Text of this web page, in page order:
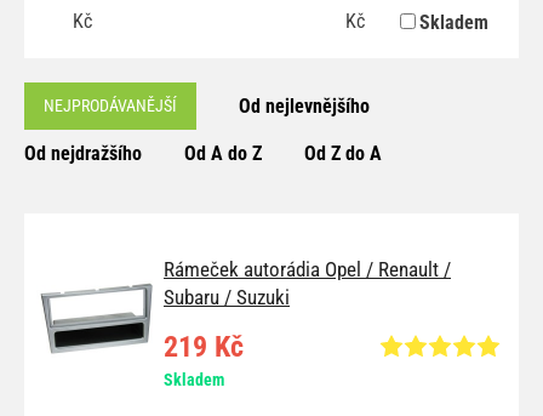
Kč Kč Skladem
NEJPRODÁVANĚJŠÍ Od nejlevnějšího
Od nejdražšího Od A do Z Od Z do A
Rámeček autorádia Opel / Renault /
Subaru / Suzuki
219 Kč
Skladem